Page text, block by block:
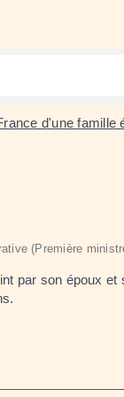
d'une famille
(Première
par son époux